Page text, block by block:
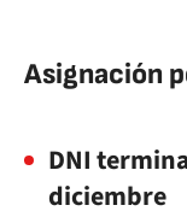
Asignación
DNI
diciembre